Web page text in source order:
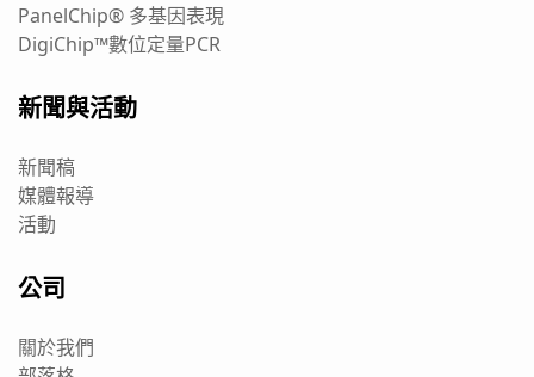
PanelChip® 多基因表現
DigiChip™數位定量PCR
新聞與活動
新聞稿
媒體報導
活動
公司
關於我們